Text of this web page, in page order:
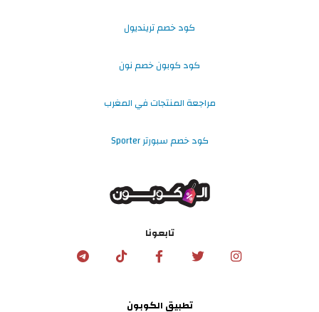
كود خصم ترينديول
كود كوبون خصم نون
مراجعة المنتجات في المغرب
كود خصم سبورتر Sporter
تابعونا
تطبيق الكوبون